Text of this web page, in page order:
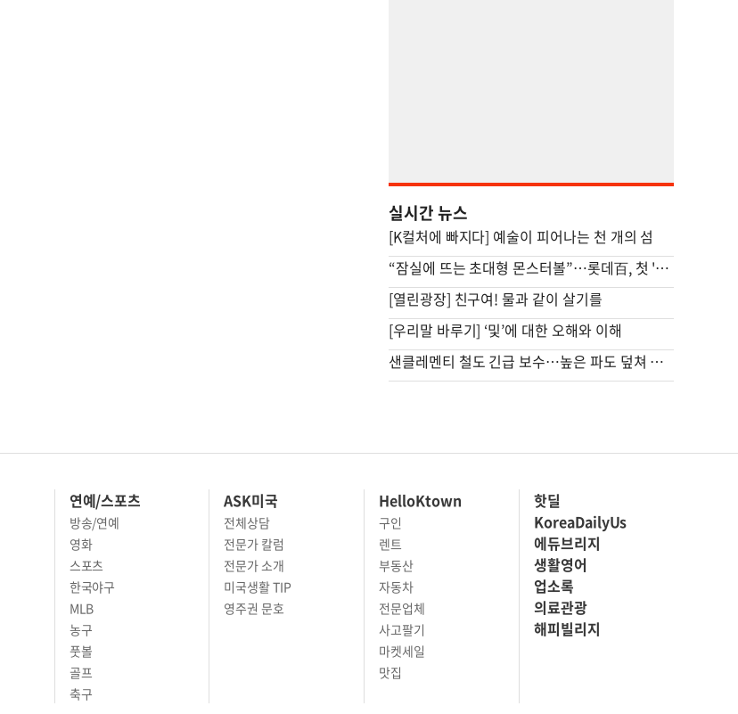
실시간 뉴스
[K컬처에 빠지다] 예술이 피어나는 천 개의 섬
“잠실에 뜨는 초대형 몬스터볼”…롯데百, 첫 '서머마켓' 연다
[열린광장] 친구여! 물과 같이 살기를
[우리말 바루기] ‘및’에 대한 오해와 이해
샌클레멘티 철도 긴급 보수…높은 파도 덮쳐 선로 침식
연예/스포츠
방송/연예
영화
스포츠
한국야구
MLB
농구
풋볼
골프
축구
ASK미국
전체상담
전문가 칼럼
전문가 소개
미국생활 TIP
영주권 문호
HelloKtown
구인
렌트
부동산
자동차
전문업체
사고팔기
마켓세일
맛집
핫딜
KoreaDailyUs
에듀브리지
생활영어
업소록
의료관광
해피빌리지